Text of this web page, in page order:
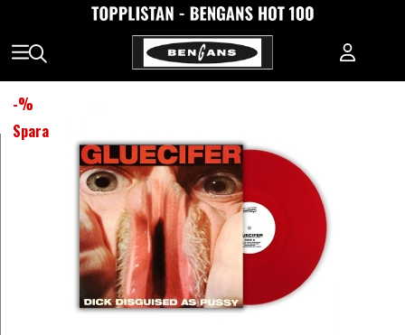
-%
Spara